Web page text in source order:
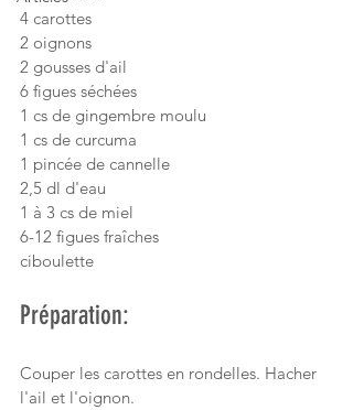
4 carottes
2 oignons
2 gousses d'ail
6 figues séchées
1 cs de gingembre moulu
1 cs de curcuma
1 pincée de cannelle
2,5 dl d'eau
1 à 3 cs de miel
6-12 figues fraîches
ciboulette
Préparation:
Couper les carottes en rondelles. Hacher
l'ail et l'oignon.